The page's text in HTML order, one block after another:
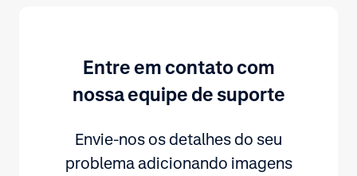
Entre em contato com
nossa equipe de suporte
Envie-nos os detalhes do seu
problema adicionando imagens